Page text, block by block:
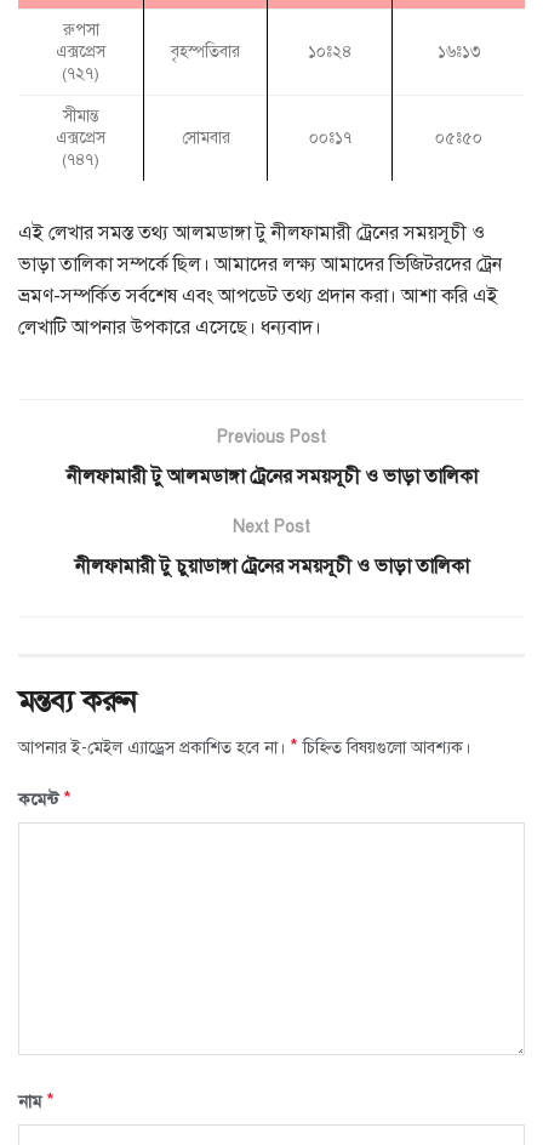
রুপসা
এক্সপ্রেস
(৭২৭)
বৃহস্পতিবার ১০ঃ২৪ ১৬ঃ১৩
সীমান্ত
এক্সপ্রেস
(৭৪৭)
সোমবার ০০ঃ১৭ ০৫ঃ৫০
এই লেখার সমস্ত তথ্য আলমডাঙ্গা টু নীলফামারী ট্রেনের সময়সূচী ও
ভাড়া তালিকা সম্পর্কে ছিল। আমাদের লক্ষ্য আমাদের ভিজিটরদের ট্রেন
ভ্রমণ-সম্পর্কিত সর্বশেষ এবং আপডেট তথ্য প্রদান করা। আশা করি এই
লেখাটি আপনার উপকারে এসেছে। ধন্যবাদ।
Previous Post
নীলফামারী টু আলমডাঙ্গা ট্রেনের সময়সূচী ও ভাড়া তালিকা
Next Post
নীলফামারী টু চুয়াডাঙ্গা ট্রেনের সময়সূচী ও ভাড়া তালিকা
মন্তব্য করুন
আপনার ই-মেইল এ্যাড্রেস প্রকাশিত হবে না। * চিহ্নিত বিষয়গুলো আবশ্যক।
কমেন্ট*
নাম*